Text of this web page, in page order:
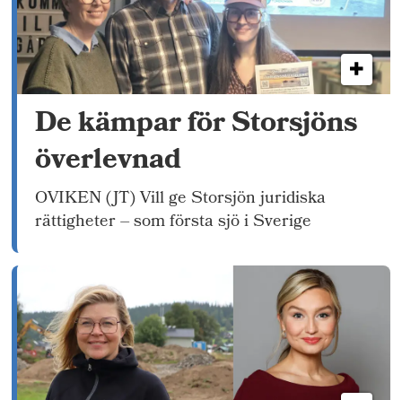
De kämpar för Storsjöns
överlevnad
OVIKEN (JT) Vill ge Storsjön juridiska
rättigheter – som första sjö i Sverige